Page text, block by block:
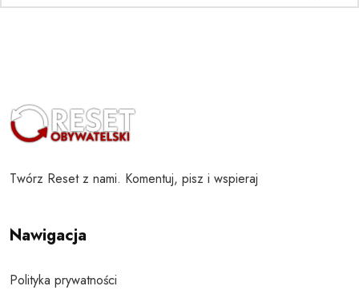
Twórz Reset z nami. Komentuj, pisz i wspieraj
Nawigacja
Polityka prywatności